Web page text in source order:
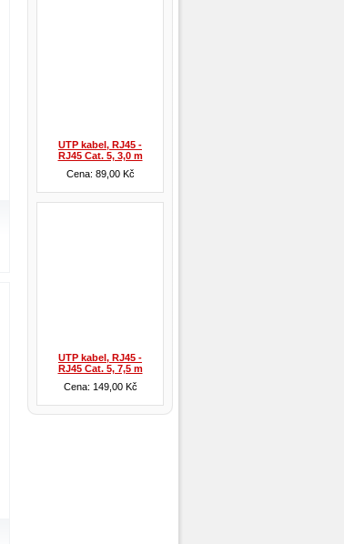
UTP kabel, RJ45 -
RJ45 Cat. 5, 3,0 m
Cena: 89,00 Kč
UTP kabel, RJ45 -
RJ45 Cat. 5, 7,5 m
Cena: 149,00 Kč